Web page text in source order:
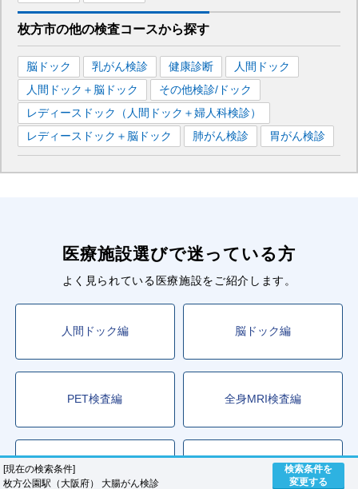
[現在の検索条件]
枚方公園駅（大阪府） 大腸がん検診
検索条件を
変更する
枚方市の他の検査コースから探す
脳ドック 乳がん検診 健康診断
人間ドック
人間ドック＋脳ドック
その他検診/ドック
レディースドック（人間ドック＋婦人科検診）
レディースドック＋脳ドック
肺がん検診 胃がん検診
医療施設選びで迷っている方
よく見られている医療施設をご紹介します。
人間ドック編 脳ドック編
PET検査編 全身MRI検査編
人間ドック＋脳ドック編 レディースドック編